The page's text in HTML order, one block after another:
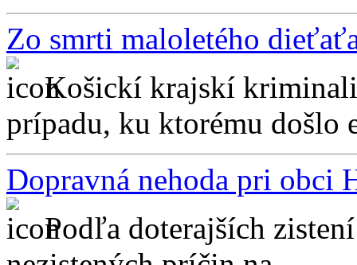
Zo smrti maloletého
Košickí krajskí
prípadu, ku ktorému došlo
Dopravná nehoda pri obci
Podľa doterajších